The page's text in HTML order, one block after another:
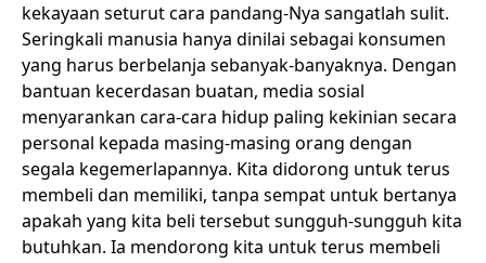
kekayaan seturut cara pandang-Nya sangatlah sulit.
Seringkali manusia hanya dinilai sebagai konsumen
yang harus berbelanja sebanyak-banyaknya. Dengan
bantuan kecerdasan buatan, media sosial
menyarankan cara-cara hidup paling kekinian secara
personal kepada masing-masing orang dengan
segala kegemerlapannya. Kita didorong untuk terus
membeli dan memiliki, tanpa sempat untuk bertanya
apakah yang kita beli tersebut sungguh-sungguh kita
butuhkan. Ia mendorong kita untuk terus membeli